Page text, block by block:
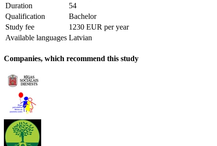
Duration
54
Qualification
Bachelor
Study fee
1230 EUR per year
Available languages Latvian
Companies, which recommend this study